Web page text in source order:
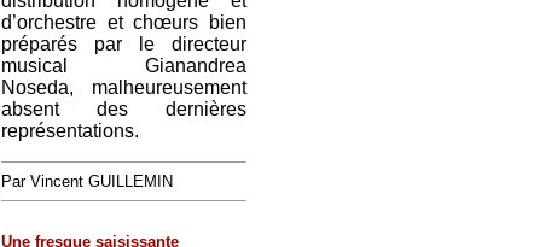
d’orchestre et chœurs bien
préparés par le directeur
musical Gianandrea
Noseda, malheureusement
absent des dernières
représentations.
Par Vincent GUILLEMIN
Une fresque saisissante